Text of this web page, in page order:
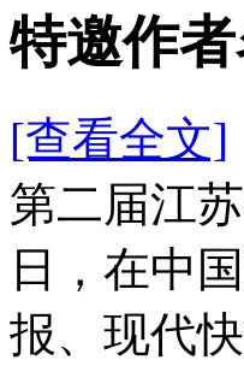
特邀作
[查看全文]
第二届江
日，在中
报、现代